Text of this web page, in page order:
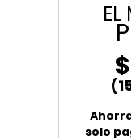
EL
solo